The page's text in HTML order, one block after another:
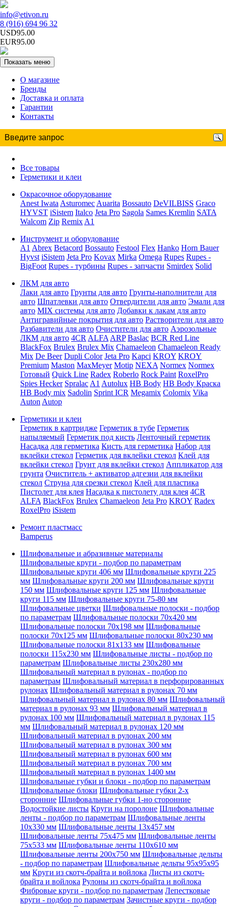
info@etivon.ru
8 (916) 694 96 32
USD95.00
EUR95.00
Показать меню
О магазине
Бренды
Доставка и оплата
Гарантии
Контакты
Все товары
Герметики и клеи
Окрасочное оборудование
Anest Iwata Asturomec Auarita Bossauto DeVILBISS Graco
HYVST iSistem Italco Jeta Pro Sagola Sames Kremlin SATA
Walcom Zip Remix A1
Инструмент и оборудование
A1 Abrex Betacord Bossauto Festool Flex Hanko Horn Bauer
Hyvst iSistem Jeta Pro Kovax Mirka Omega Rupes Rupes -
BigFoot Rupes - турбины Rupes - запчасти Smirdex Solid
ЛКМ для авто
Лаки для авто Грунты для авто Грунты-наполнители для
авто Шпатлевки для авто Отвердители для авто Эмали для
авто MIX системы для авто Добавки к лакам для авто
Антигравийные покрытия для авто Растворители для авто
Разбавители для авто Очистители для авто Аэрозольные
ЛКМ для авто 4CR ALFA ARP Baslac BCR Red Line
BlackFox Brulex Brulex Mix Chamaeleon Chamaeleon Ready
Mix De Beer Dupli Color Jeta Pro Kapci KROY KROY
Premium Maston MaxMeyer Motip NEXA Normex Normex
Готовый Quick Line Radex Roberlo Rock Paint RoxelPro
Spies Hecker Spralac A1 Autolux HB Body HB Body Краска
HB Body mix Sadolin Sprint ICR Megamix Colomix Vika
Auton Autop
Герметики и клеи
Герметик в картридже Герметик в тубе Герметик
напыляемый Герметик под кисть Ленточный герметик
Насадка для герметика Кисть для герметика Набор для
вклейки стекол Герметик для вклейки стекол Клей для
вклейки стекол Грунт для вклейки стекол Аппликатор для
грунта Очиститель + активатор адгезии для вклейки
стекол Струна для срезки стекол Клей для пластика
Пистолет для клея Насадка к пистолету для клея 4CR
ALFA BlackFox Brulex Chamaeleon Jeta Pro KROY Radex
RoxelPro iSistem
Ремонт пластмасс
Bamperus
Шлифовальные и абразивные материалы
Шлифовальные круги - подбор по параметрам
Шлифовальные круги 406 мм Шлифовальные круги 225
мм Шлифовальные круги 200 мм Шлифовальные круги
150 мм Шлифовальные круги 125 мм Шлифовальные
круги 115 мм Шлифовальные круги 75-80 мм
Шлифовальные цветки Шлифовальные полоски - подбор
по параметрам Шлифовальные полоски 70x420 мм
Шлифовальные полоски 70x198 мм Шлифовальные
полоски 70x125 мм Шлифовальные полоски 80x230 мм
Шлифовальные полоски 81x133 мм Шлифовальные
полоски 115x230 мм Шлифовальные листы - подбор по
параметрам Шлифовальные листы 230x280 мм
Шлифовальный материал в рулонах - подбор по
параметрам Шлифовальный материал в перфорированных
рулонах Шлифовальный материал в рулонах 70 мм
Шлифовальный материал в рулонах 80 мм Шлифовальный
материал в рулонах 93 мм Шлифовальный материал в
рулонах 100 мм Шлифовальный материал в рулонах 115
мм Шлифовальный материал в рулонах 120 мм
Шлифовальный материал в рулонах 200 мм
Шлифовальный материал в рулонах 300 мм
Шлифовальный материал в рулонах 600 мм
Шлифовальный материал в рулонах 700 мм
Шлифовальный материал в рулонах 1400 мм
Шлифовальные губки и блоки - подбор по параметрам
Шлифовальные блоки Шлифовальные губки 2-х
сторонние Шлифовальные губки 1-но сторонние
Водостойкие листы Круги на поролоне Шлифовальные
ленты - подбор по параметрам Шлифовальные ленты
10x330 мм Шлифовальные ленты 13x457 мм
Шлифовальные ленты 75x475 мм Шлифовальные ленты
75x533 мм Шлифовальные ленты 110x610 мм
Шлифовальные ленты 200x750 мм Шлифовальные дельты
- подбор по параметрам Шлифовальные дельты 95x95x95
мм Круги из скотч-брайта и войлока Листы из скотч-
брайта и войлока Рулоны из скотч-брайта и войлока
Фибровые круги - подбор по параметрам Лепестковые
круги - подбор по параметрам Зачистные круги - подбор